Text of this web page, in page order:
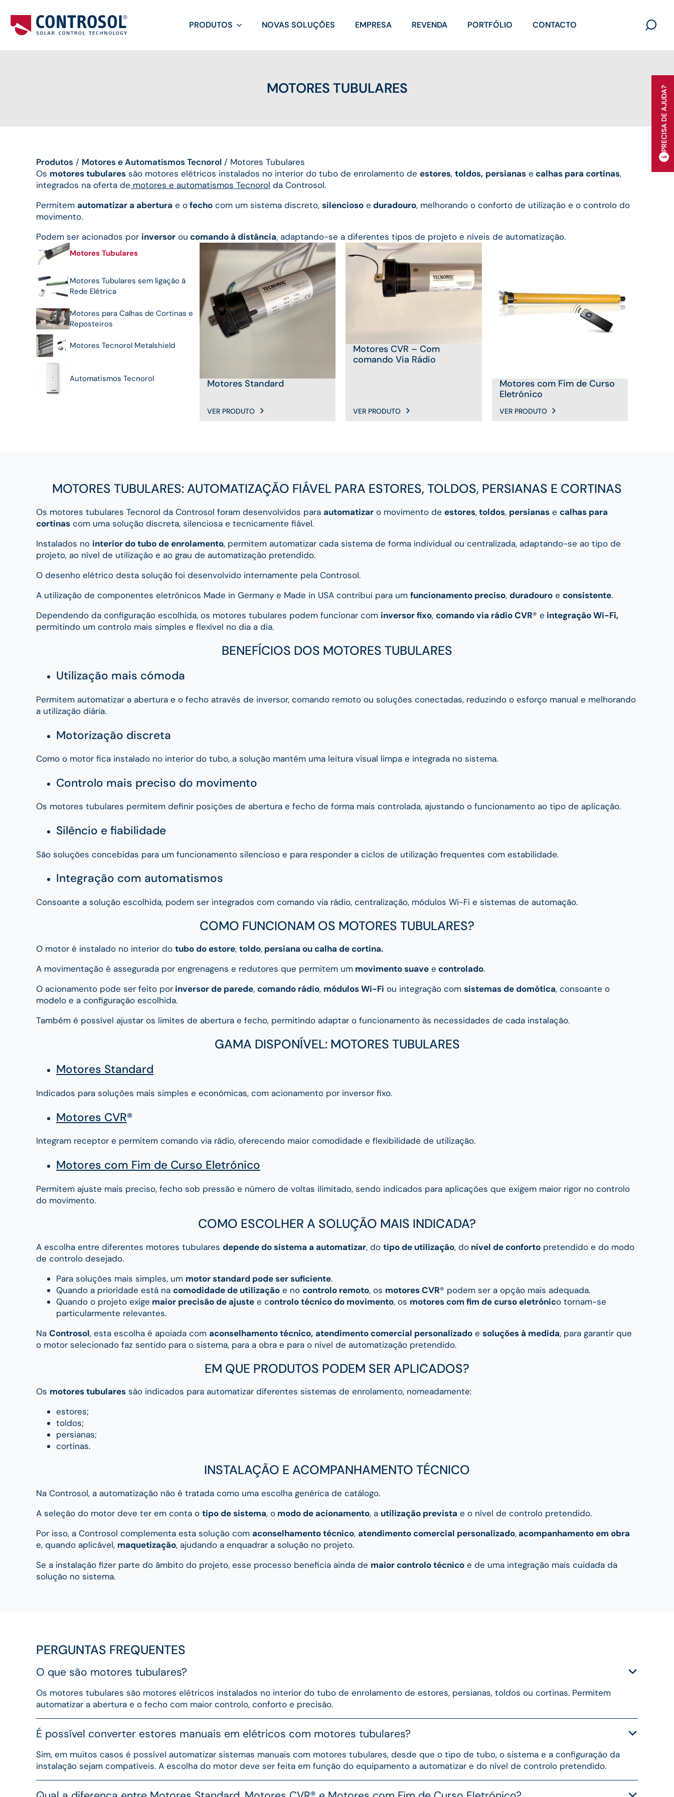
PRODUTOS NOVAS SOLUÇÕES EMPRESA REVENDA PORTFÓLIO CONTACTO
PRECISA DE AJUDA?
MOTORES TUBULARES
Produtos / Motores e Automatismos Tecnorol / Motores Tubulares
Os motores tubulares são motores elétricos instalados no interior do tubo de enrolamento de estores, toldos, persianas e calhas para cortinas,
integrados na oferta de motores e automatismos Tecnorol da Controsol.
Permitem automatizar a abertura e ofecho com um sistema discreto, silencioso e duradouro, melhorando o conforto de utilização e o controlo do
movimento.
Podem ser acionados por inversor ou comando à distância, adaptando-se a diferentes tipos de projeto e níveis de automatização.
Motores Tubulares
Motores Tubulares sem ligação à
Rede Elétrica
Motores para Calhas de Cortinas e
Reposteiros
Motores Tecnorol Metalshield
Automatismos Tecnorol Motores Standard
VER PRODUTO
Motores CVR – Com
comando Via Rádio
VER PRODUTO
Motores com Fim de Curso
Eletrónico
VER PRODUTO
MOTORES TUBULARES: AUTOMATIZAÇÃO FIÁVEL PARA ESTORES, TOLDOS, PERSIANAS E CORTINAS
Os motores tubulares Tecnorol da Controsol foram desenvolvidos para automatizar o movimento de estores,toldos, persianas e calhas para
cortinas com uma solução discreta, silenciosa e tecnicamente fiável.
Instalados no interior do tubo de enrolamento, permitem automatizar cada sistema de forma individual ou centralizada, adaptando-se ao tipo de
projeto, ao nível de utilização e ao grau de automatização pretendido.
O desenho elétrico desta solução foi desenvolvido internamente pela Controsol.
A utilização de componentes eletrónicos Made in Germany e Made in USA contribui para um funcionamento preciso, duradouro e consistente.
Dependendo da configuração escolhida, os motores tubulares podem funcionar com inversor fixo, comando via rádio CVR® e integração Wi-Fi,
permitindo um controlo mais simples e flexível no dia a dia.
BENEFÍCIOS DOS MOTORES TUBULARES
Utilização mais cómoda
Permitem automatizar a abertura e o fecho através de inversor, comando remoto ou soluções conectadas, reduzindo o esforço manual e melhorando
a utilização diária.
Motorização discreta
Como o motor fica instalado no interior do tubo, a solução mantém uma leitura visual limpa e integrada no sistema.
Controlo mais preciso do movimento
Os motores tubulares permitem definir posições de abertura e fecho de forma mais controlada, ajustando o funcionamento ao tipo de aplicação.
Silêncio e fiabilidade
São soluções concebidas para um funcionamento silencioso e para responder a ciclos de utilização frequentes com estabilidade.
Integração com automatismos
Consoante a solução escolhida, podem ser integrados com comando via rádio, centralização, módulos Wi-Fi e sistemas de automação.
COMO FUNCIONAM OS MOTORES TUBULARES?
O motor é instalado no interior do tubo do estore, toldo, persiana ou calha de cortina.
A movimentação é assegurada por engrenagens e redutores que permitem um movimento suave e controlado.
O acionamento pode ser feito por inversor de parede, comando rádio, módulos Wi-Fi ou integração com sistemas de domótica, consoante o
modelo e a configuração escolhida.
Também é possível ajustar os limites de abertura e fecho, permitindo adaptar o funcionamento às necessidades de cada instalação.
GAMA DISPONÍVEL: MOTORES TUBULARES
Motores Standard
Indicados para soluções mais simples e económicas, com acionamento por inversor fixo.
Motores CVR®
Integram receptor e permitem comando via rádio, oferecendo maior comodidade e flexibilidade de utilização.
Motores com Fim de Curso Eletrónico
Permitem ajuste mais preciso, fecho sob pressão e número de voltas ilimitado, sendo indicados para aplicações que exigem maior rigor no controlo
do movimento.
COMO ESCOLHER A SOLUÇÃO MAIS INDICADA?
A escolha entre diferentes motores tubulares depende do sistema a automatizar, do tipo de utilização, do nível de conforto pretendido e do modo
de controlo desejado.
Para soluções mais simples, um motor standard pode ser suficiente.
Quando a prioridade está na comodidade de utilização e no controlo remoto, os motores CVR® podem ser a opção mais adequada.
Quando o projeto exige maior precisão de ajuste e controlo técnico do movimento, os motores com fim de curso eletrónico tornam-se
particularmente relevantes.
Na Controsol, esta escolha é apoiada com aconselhamento técnico, atendimento comercial personalizado e soluções à medida, para garantir que
o motor selecionado faz sentido para o sistema, para a obra e para o nível de automatização pretendido.
EM QUE PRODUTOS PODEM SER APLICADOS?
Os motores tubulares são indicados para automatizar diferentes sistemas de enrolamento, nomeadamente:
estores;
toldos;
persianas;
cortinas.
INSTALAÇÃO E ACOMPANHAMENTO TÉCNICO
Na Controsol, a automatização não é tratada como uma escolha genérica de catálogo.
A seleção do motor deve ter em conta o tipo de sistema, o modo de acionamento, a utilização prevista e o nível de controlo pretendido.
Por isso, a Controsol complementa esta solução com aconselhamento técnico, atendimento comercial personalizado, acompanhamento em obra
e, quando aplicável, maquetização, ajudando a enquadrar a solução no projeto.
Se a instalação fizer parte do âmbito do projeto, esse processo beneficia ainda de maior controlo técnico e de uma integração mais cuidada da
solução no sistema.
PERGUNTAS FREQUENTES
O que são motores tubulares?
Os motores tubulares são motores elétricos instalados no interior do tubo de enrolamento de estores, persianas, toldos ou cortinas. Permitem
automatizar a abertura e o fecho com maior controlo, conforto e precisão.
É possível converter estores manuais em elétricos com motores tubulares?
Sim, em muitos casos é possível automatizar sistemas manuais com motores tubulares, desde que o tipo de tubo, o sistema e a configuração da
instalação sejam compatíveis. A escolha do motor deve ser feita em função do equipamento a automatizar e do nível de controlo pretendido.